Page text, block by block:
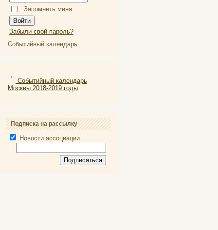
Запомнить меня
Забыли свой пароль?
Событийный календарь
Событийный календарь
Москвы 2018-2019 годы
Подписка на рассылку
Новости ассоциации